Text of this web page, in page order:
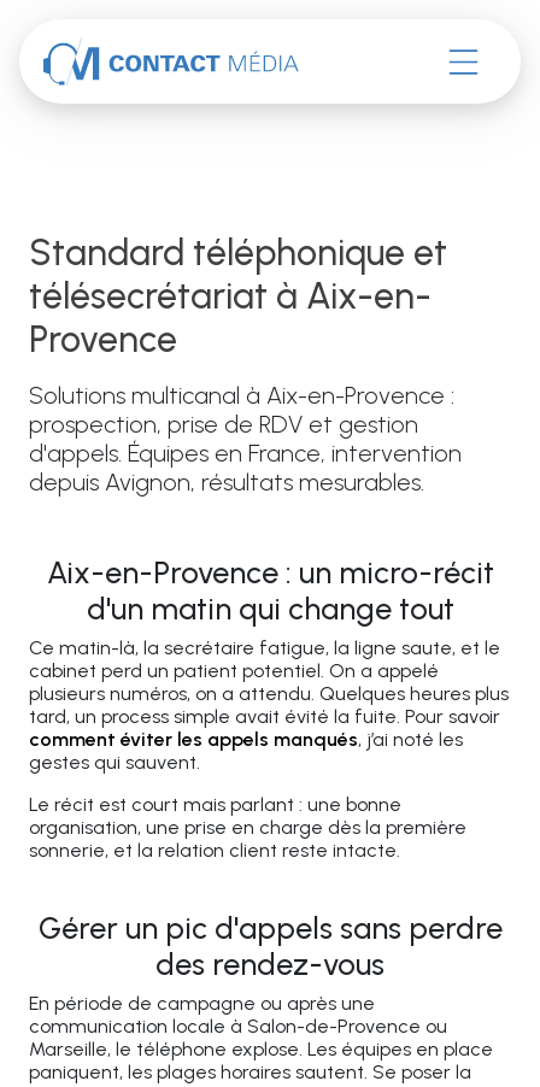
Accéder au contenu
Standard téléphonique et
télésecrétariat à Aix-en-
Provence
Solutions multicanal à Aix-en-Provence :
prospection, prise de RDV et gestion
d'appels. Équipes en France, intervention
depuis Avignon, résultats mesurables.
Aix-en-Provence : un micro-récit
d'un matin qui change tout
Ce matin-là, la secrétaire fatigue, la ligne saute, et le
cabinet perd un patient potentiel. On a appelé
plusieurs numéros, on a attendu. Quelques heures plus
tard, un process simple avait évité la fuite. Pour savoir
comment éviter les appels manqués, j’ai noté les
gestes qui sauvent.
Le récit est court mais parlant : une bonne
organisation, une prise en charge dès la première
sonnerie, et la relation client reste intacte.
Gérer un pic d'appels sans perdre
des rendez-vous
En période de campagne ou après une
communication locale à Salon-de-Provence ou
Marseille, le téléphone explose. Les équipes en place
paniquent, les plages horaires sautent. Se poser la